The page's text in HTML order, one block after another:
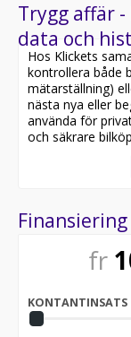
Vid intresse
– Mail:
Trygg affär
data och
Hos Klickets
kontrollera både
mätarställning)
nästa nya eller
använda för
och säkrare
Finansiering
fr
KONTANTINSATS